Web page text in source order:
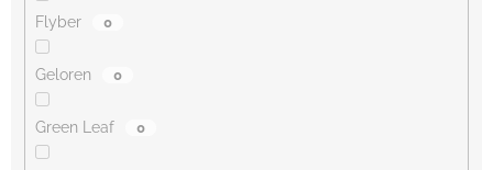
Flyber 0
Geloren 0
Green Leaf 0